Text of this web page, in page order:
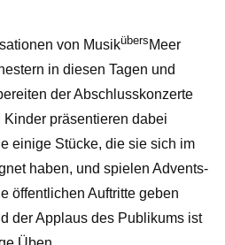
von Musikübers Meer
in diesen Tagen und
der Abschlusskonzerte
präsentieren dabei
einige Stücke, die sie sich im
haben, und spielen Advents-
öffentlichen Auftritte geben
der Applaus des Publikums ist